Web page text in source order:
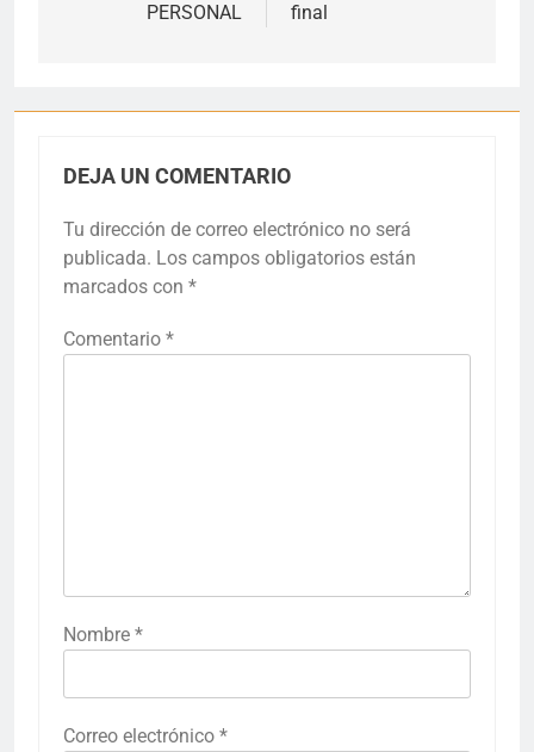
PERSONAL
final
DEJA UN COMENTARIO
Tu dirección de correo electrónico no será
publicada. Los campos obligatorios están
marcados con *
Comentario *
Nombre *
Correo electrónico *